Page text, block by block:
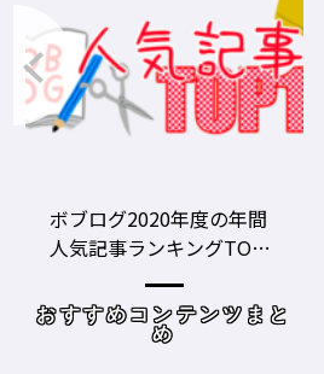
ボブログ2020年度の年間
人気記事ランキングTOP1
0【美容師向けWebメディ
ア】
おすすめコンテンツまと